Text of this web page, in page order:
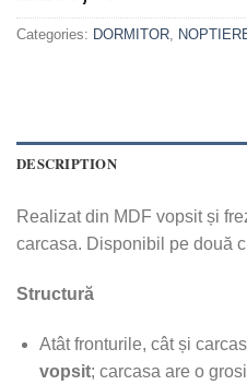
Categories: DORMITOR,
DESCRIPTION
Realizat din MDF vopsit și
carcasa. Disponibil pe două
Structură
Atât fronturile, cât și
vopsit; carcasa are o